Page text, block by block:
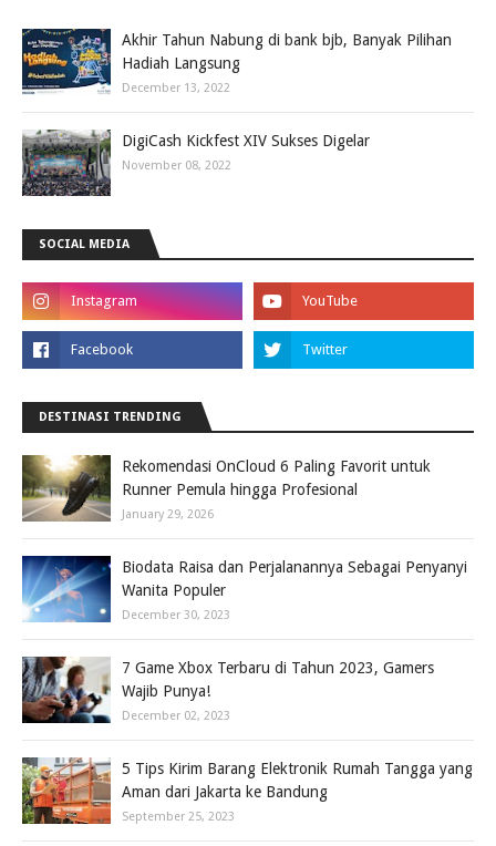
Akhir Tahun Nabung di bank bjb, Banyak Pilihan
Hadiah Langsung
December 13, 2022
DigiCash Kickfest XIV Sukses Digelar
November 08, 2022
SOCIAL MEDIA
DESTINASI TRENDING
Rekomendasi OnCloud 6 Paling Favorit untuk
Runner Pemula hingga Profesional
January 29, 2026
Biodata Raisa dan Perjalanannya Sebagai Penyanyi
Wanita Populer
December 30, 2023
7 Game Xbox Terbaru di Tahun 2023, Gamers
Wajib Punya!
December 02, 2023
5 Tips Kirim Barang Elektronik Rumah Tangga yang
Aman dari Jakarta ke Bandung
September 25, 2023